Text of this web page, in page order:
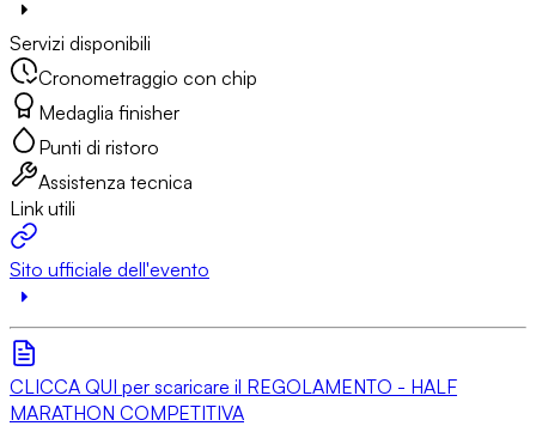
Servizi disponibili
Cronometraggio con chip
Medaglia finisher
Punti di ristoro
Assistenza tecnica
Link utili
Sito ufficiale dell'evento
CLICCA QUI per scaricare il REGOLAMENTO - HALF
MARATHON COMPETITIVA